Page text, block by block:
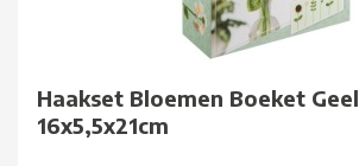
Haakset Bloemen Boeket Geel
16x5,5x21cm